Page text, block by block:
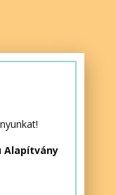
Alapítvány